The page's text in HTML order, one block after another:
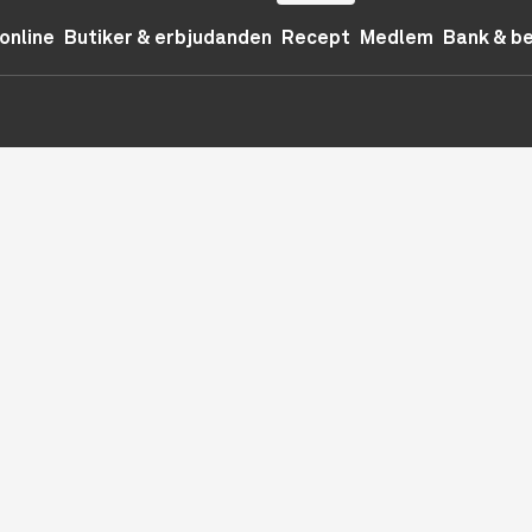
Butiker & erbjudanden Recept Medlem Bank &